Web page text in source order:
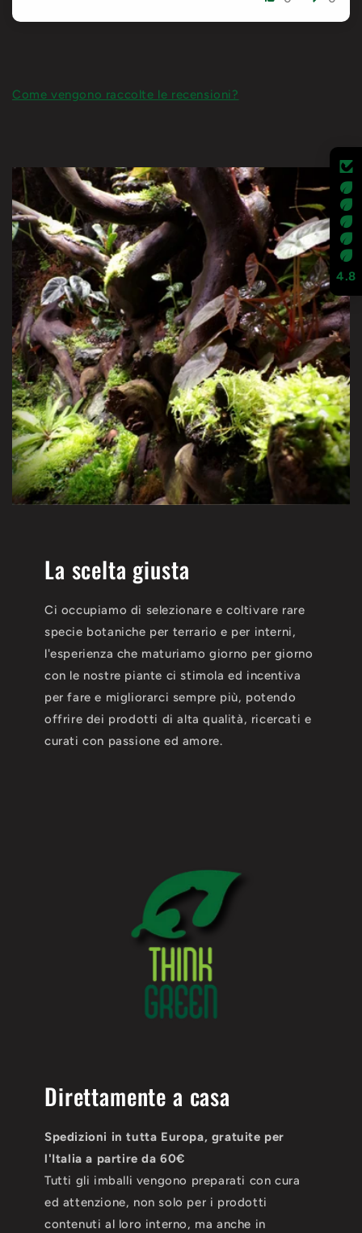
Come vengono raccolte le recensioni?
La scelta giusta
Ci occupiamo di selezionare e coltivare rare
specie botaniche per terrario e per interni,
l'esperienza che maturiamo giorno per giorno
con le nostre piante ci stimola ed incentiva
per fare e migliorarci sempre più, potendo
offrire dei prodotti di alta qualità, ricercati e
curati con passione ed amore.
Direttamente a casa
Spedizioni in tutta Europa, gratuite per
l'Italia a partire da 60€
Tutti gli imballi vengono preparati con cura
ed attenzione, non solo per i prodotti
contenuti al loro interno, ma anche in
4.8